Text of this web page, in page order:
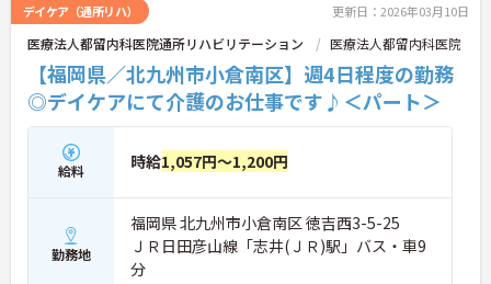
デイケア（通所リハ） 更新日：2026年03月10日
医療法人都留内科医院通所リハビリテーション 医療法人都留内科医院
【福岡県／北九州市小倉南区】週4日程度の勤務
◎デイケアにて介護のお仕事です♪＜パート＞
給料 時給1,057円～1,200円
勤務地
福岡県 北九州市小倉南区 徳吉西3-5-25
ＪＲ日田彦山線「志井(ＪＲ)駅」バス・車9
分